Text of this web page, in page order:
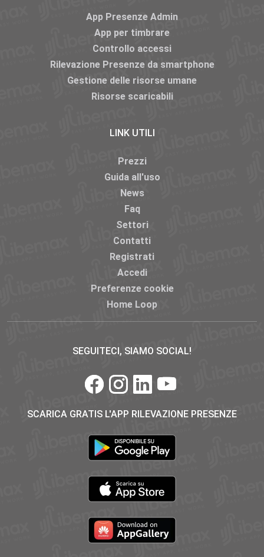
App Presenze Admin
App per timbrare
Controllo accessi
Rilevazione Presenze da smartphone
Gestione delle risorse umane
Risorse scaricabili
LINK UTILI
Prezzi
Guida all'uso
News
Faq
Settori
Contatti
Registrati
Accedi
Preferenze cookie
Home Loop
SEGUITECI, SIAMO SOCIAL!
SCARICA GRATIS L'APP RILEVAZIONE PRESENZE